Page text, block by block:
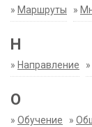
» Маршруты »
Н
» Направление »
О
» Обучение »